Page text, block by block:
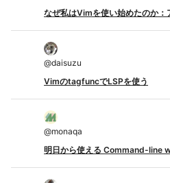
なぜ私はVimを使い始めたのか：
@daisuzu
VimのtagfuncでLSPを使う
@monaqa
明日から使える Command-line